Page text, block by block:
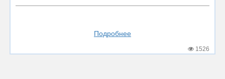
Подробнее
1526